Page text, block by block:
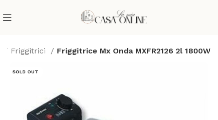
Friggitrici Friggitrice Mx Onda MXFR2126 2l 1800W
SOLD OUT